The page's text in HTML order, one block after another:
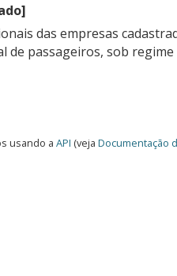
das empresas
passageiros, sob regime
usando a API (veja Documentação